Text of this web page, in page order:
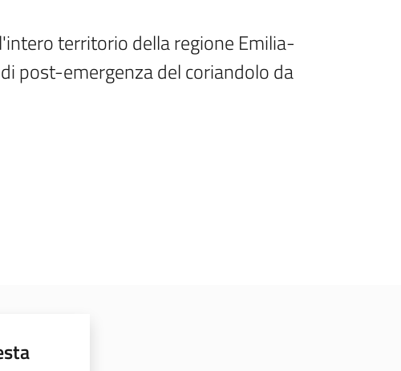
territorio della regione Emilia-
post-emergenza del coriandolo da